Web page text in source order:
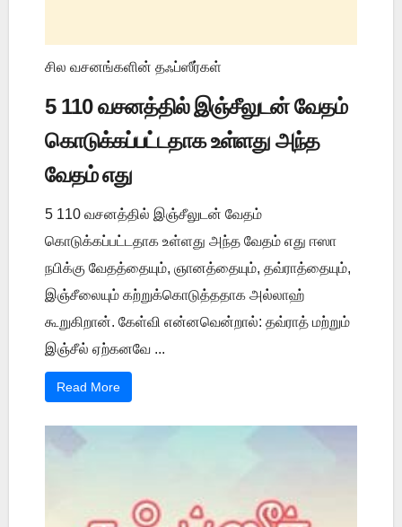
சில வசனங்களின் தஃப்ஸீர்கள்
5 110 வசனத்தில் இஞ்சீலுடன் வேதம்
கொடுக்கப்பட்டதாக உள்ளது அந்த
வேதம் எது
5 110 வசனத்தில் இஞ்சீலுடன் வேதம்
கொடுக்கப்பட்டதாக உள்ளது அந்த வேதம் எது ஈஸா
நபிக்கு வேதத்தையும், ஞானத்தையும், தவ்ராத்தையும்,
இஞ்சீலையும் கற்றுக்கொடுத்ததாக அல்லாஹ்
கூறுகிறான். கேள்வி என்னவென்றால்: தவ்ராத் மற்றும்
இஞ்சீல் ஏற்கனவே ...
Read More